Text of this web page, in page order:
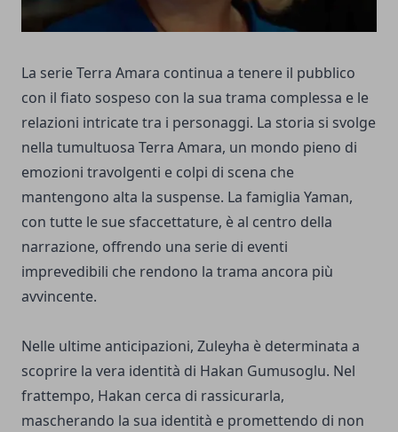
La serie Terra Amara continua a tenere il pubblico
con il fiato sospeso con la sua trama complessa e le
relazioni intricate tra i personaggi. La storia si svolge
nella tumultuosa Terra Amara, un mondo pieno di
emozioni travolgenti e colpi di scena che
mantengono alta la suspense. La famiglia Yaman,
con tutte le sue sfaccettature, è al centro della
narrazione, offrendo una serie di eventi
imprevedibili che rendono la trama ancora più
avvincente.
Nelle ultime anticipazioni, Zuleyha è determinata a
scoprire la vera identità di Hakan Gumusoglu. Nel
frattempo, Hakan cerca di rassicurarla,
mascherando la sua identità e promettendo di non